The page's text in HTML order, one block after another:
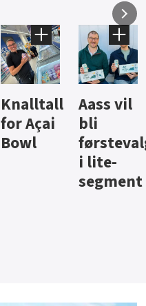
Brus og
jus fra
Berentsen
Hard
iste fra
Hansa